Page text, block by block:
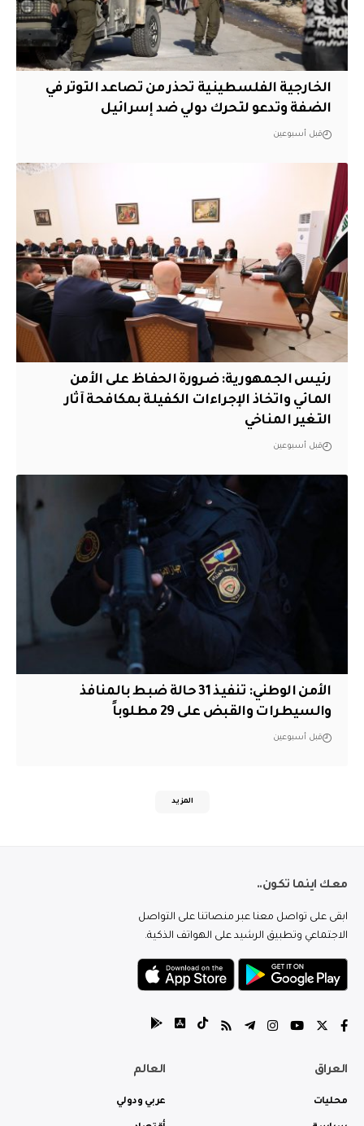
الخارجية الفلسطينية تحذر من تصاعد التوتر في
الضفة وتدعو لتحرك دولي ضد إسرائيل
قبل أسبوعين
رئيس الجمهورية: ضرورة الحفاظ على الأمن
المائي واتخاذ الإجراءات الكفيلة بمكافحة آثار
التغير المناخي
قبل أسبوعين
الأمن الوطني: تنفيذ 31 حالة ضبط بالمنافذ
والسيطرات والقبض على 29 مطلوباً
قبل أسبوعين
المزيد
معك اينما تكون..
ابقى على تواصل معنا عبر منصاتنا على التواصل
الاجتماعي وتطبيق الرشيد على الهواتف الذكية.
العراق
محليات
العالم
عربي ودولي